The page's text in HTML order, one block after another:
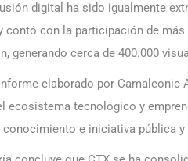
digital ha sido igualmente
contó con la participación de
generando cerca de 400.000
elaborado por Camaleonic
ecosistema tecnológico y
conocimiento e iniciativa pública y